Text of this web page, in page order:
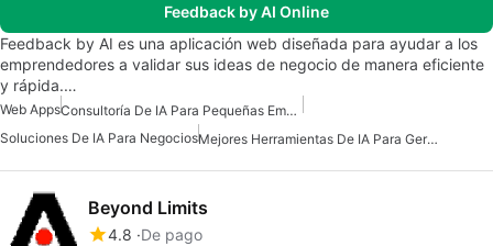
Feedback by AI Online
Feedback by AI es una aplicación web diseñada para ayudar a los
emprendedores a validar sus ideas de negocio de manera eficiente
y rápida.…
Web Apps
Consultoría De IA Para Pequeñas Empresas
Soluciones De IA Para Negocios
Mejores Herramientas De IA Para Gerentes De Producto
Beyond Limits
4.8 De pago